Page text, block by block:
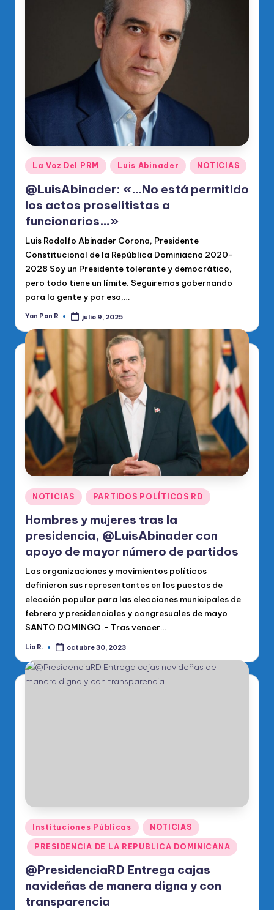
fi
ci
al
d
el
P
R
M
Publicado
en
La Voz Del PRM Luis Abinader NOTICIAS
@LuisAbinader: «…No está permitido
los actos proselitistas a
funcionarios…»
Luis Rodolfo Abinader Corona, Presidente
Constitucional de la República Dominiacna 2020-
2028 Soy un Presidente tolerante y democrático,
pero todo tiene un límite. Seguiremos gobernando
para la gente y por eso,…
Publicado
Yan Pan R julio 9, 2025
Publicado
en
NOTICIAS PARTIDOS POLÍTICOS RD
Hombres y mujeres tras la
presidencia, @LuisAbinader con
apoyo de mayor número de partidos
Las organizaciones y movimientos políticos
definieron sus representantes en los puestos de
elección popular para las elecciones municipales de
febrero y presidenciales y congresuales de mayo
SANTO DOMINGO.- Tras vencer…
Publicado
Lia R. octubre 30, 2023
Publicado
en
Instituciones Públicas NOTICIAS
PRESIDENCIA DE LA REPUBLICA DOMINICANA
@PresidenciaRD Entrega cajas
navideñas de manera digna y con
transparencia